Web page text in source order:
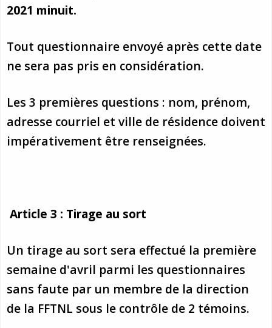
Anastasia Knudsen
Brian Kizner
Marc-Alexandre Mestres
Stacy Smith
Dominic Demers
Yulia Kudryakova
2021 minuit.
Tout questionnaire envoyé après cette date
ne sera pas pris en considération.
Les 3 premières questions : nom, prénom,
adresse courriel et ville de résidence doivent
impérativement être renseignées.
Article 3 : Tirage au sort
Un tirage au sort sera effectué la première
semaine d'avril parmi les questionnaires
sans faute par un membre de la direction
de la FFTNL sous le contrôle de 2 témoins.